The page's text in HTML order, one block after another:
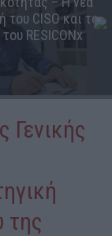
του CISO και το
RESICONx
Γενικής
της